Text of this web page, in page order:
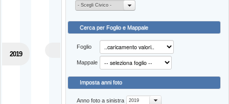
2019
- Scegli Civico -
Cerca per Foglio e Mappale
Foglio
Mappale
Imposta anni foto
Anno foto a sinistra 2019